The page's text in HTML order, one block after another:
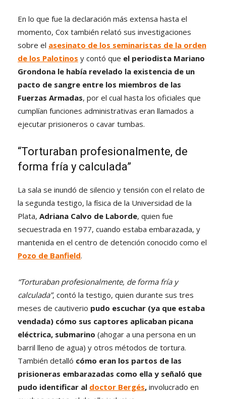
En lo que fue la declaración más extensa hasta el
momento, Cox también relató sus investigaciones
sobre el asesinato de los seminaristas de la orden
de los Palotinos y contó que el periodista Mariano
Grondona le había revelado la existencia de un
pacto de sangre entre los miembros de las
Fuerzas Armadas, por el cual hasta los oficiales que
cumplían funciones administrativas eran llamados a
ejecutar prisioneros o cavar tumbas.
“Torturaban profesionalmente, de
forma fría y calculada”
La sala se inundó de silencio y tensión con el relato de
la segunda testigo, la física de la Universidad de la
Plata, Adriana Calvo de Laborde, quien fue
secuestrada en 1977, cuando estaba embarazada, y
mantenida en el centro de detención conocido como el
Pozo de Banfield.
“Torturaban profesionalmente, de forma fría y
calculada”, contó la testigo, quien durante sus tres
meses de cautiverio pudo escuchar (ya que estaba
vendada) cómo sus captores aplicaban picana
eléctrica, submarino (ahogar a una persona en un
barril lleno de agua) y otros métodos de tortura.
También detalló cómo eran los partos de las
prisioneras embarazadas como ella y señaló que
pudo identificar al doctor Bergés, involucrado en